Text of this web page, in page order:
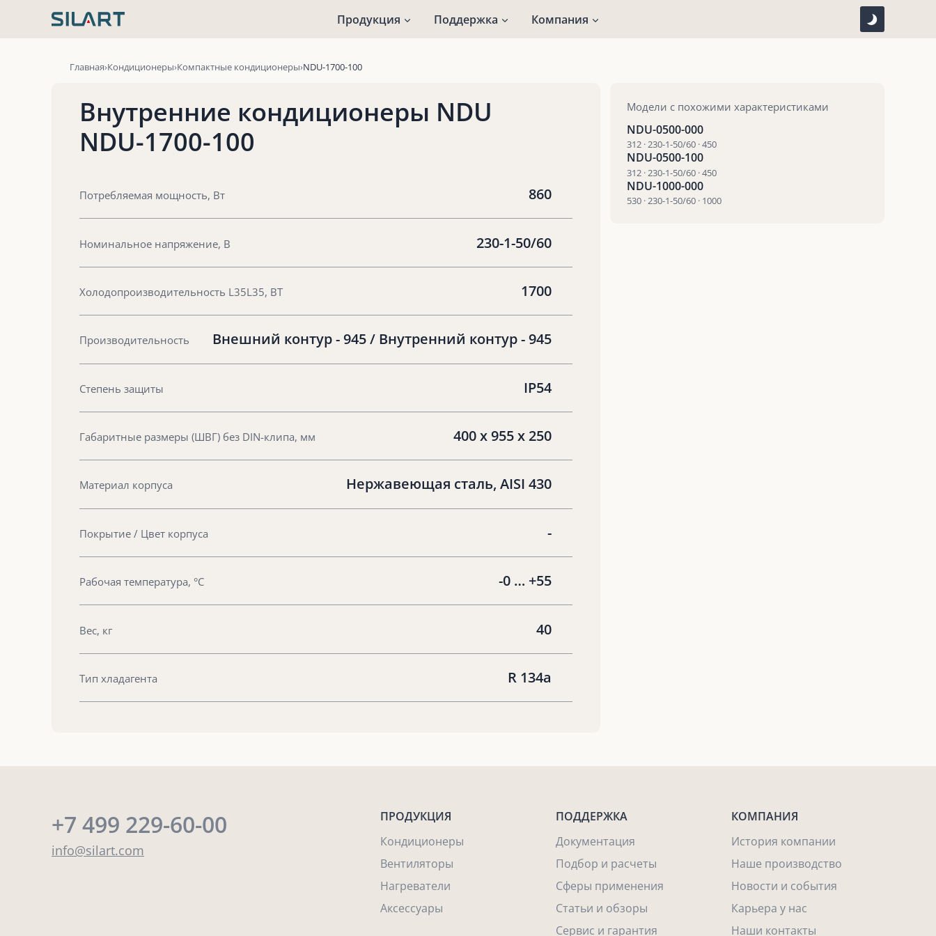
Продукция Поддержка Компания
Главная Кондиционеры Компактные кондиционеры NDU-1700-100
Внутренние кондиционеры NDU
NDU-1700-100
Потребляемая мощность, Вт 860
Номинальное напряжение, В 230-1-50/60
Холодопроизводительность L35L35, ВТ 1700
Производительность Внешний контур - 945 / Внутренний контур - 945
Степень защиты IP54
Габаритные размеры (ШВГ) без DIN-клипа, мм 400 х 955 х 250
Материал корпуса Нержавеющая сталь, AISI 430
Покрытие / Цвет корпуса -
Рабочая температура, °С -0 … +55
Вес, кг 40
Тип хладагента R 134a
Модели с похожими характеристиками
NDU-0500-000
312 · 230-1-50/60 · 450
NDU-0500-100
312 · 230-1-50/60 · 450
NDU-1000-000
530 · 230-1-50/60 · 1000
+7 499 229-60-00
info@silart.com
ПРОДУКЦИЯ
Кондиционеры
Вентиляторы
Нагреватели
Аксессуары
ПОДДЕРЖКА
Документация
Подбор и расчеты
Сферы применения
Статьи и обзоры
Сервис и гарантия
КОМПАНИЯ
История компании
Наше производство
Новости и события
Карьера у нас
Наши контакты